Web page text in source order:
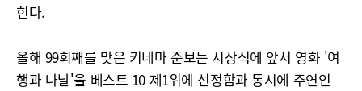
힌다.
올해 99회째를 맞은 키네마 준보는 시상식에 앞서 영화 '여
행과 나날'을 베스트 10 제1위에 선정함과 동시에 주연인